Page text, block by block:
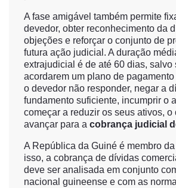
A fase amigável também permite
devedor, obter reconhecimento da
objeções e reforçar o conjunto de
futura ação judicial. A duração
extrajudicial é de até 60 dias, salvo
acordarem um plano de
o devedor não responder, negar a
fundamento suficiente, incumprir o
começar a reduzir os seus ativos, o
avançar para a cobrança judicial
A República da Guiné é membro
isso, a cobrança de dívidas
deve ser analisada em conjunto
nacional guineense e com as